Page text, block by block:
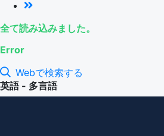
全て読み込みました。
Error
Webで検索する
英語 - 多言語